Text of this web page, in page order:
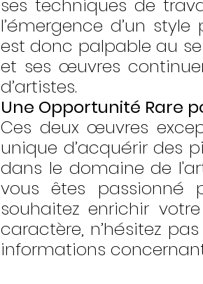
ses techniques de
l’émergence d’un
est donc palpable au
et ses œuvres
d’artistes.
Une Opportunité Rare
Ces deux œuvres
unique d’acquérir des
dans le domaine de
vous êtes passionné
souhaitez enrichir
caractère, n’hésitez
informations